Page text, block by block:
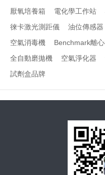
厭氧培養箱 電化學工作站
徠卡激光測距儀
油位傳感器
空氣消毒機
Benchmark離
全自動磨拋機
空氣淨化器
試劑盒品牌